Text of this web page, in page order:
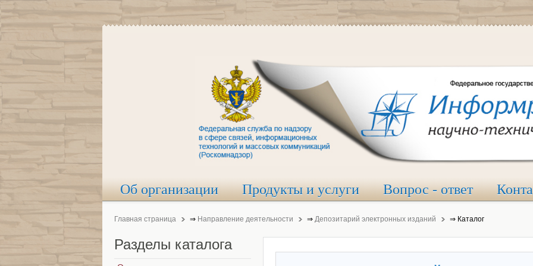
Об организации Продукты и услуги Вопрос - ответ
Главная страница ⇒ Направление деятельности ⇒ Депозитарий электронных изданий ⇒ Каталог
Разделы каталога